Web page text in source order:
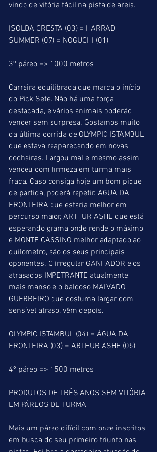
vindo de vitória fácil na pista de areia.
ISOLDA CRESTA (03) = HARRAD
SUMMER (07) = NOGUCHI (01)
3º páreo => 1000 metros
Carreira equilibrada que marca o início
do Pick Sete. Não há uma força
destacada, e vários animais poderão
vencer sem surpresa. Gostamos muito
da última corrida de OLYMPIC ISTAMBUL
que estava reaparecendo em novas
cocheiras. Largou mal e mesmo assim
venceu com firmeza em turma mais
fraca. Caso consiga hoje um bom pique
de partida, poderá repetir. AGUA DA
FRONTEIRA que estaria melhor em
percurso maior, ARTHUR ASHE que está
esperando grama onde rende o máximo
e MONTE CASSINO melhor adaptado ao
quilometro, são os seus principais
oponentes. O irregular GANHADOR e os
atrasados IMPETRANTE atualmente
mais manso e o baldoso MALVADO
GUERREIRO que costuma largar com
sensível atraso, vêm depois.
OLYMPIC ISTAMBUL (04) = ÁGUA DA
FRONTEIRA (03) = ARTHUR ASHE (05)
4º páreo => 1500 metros
PRODUTOS DE TRÊS ANOS SEM VITÓRIA
EM PÁREOS DE TURMA
Mais um páreo difícil com onze inscritos
em busca do seu primeiro triunfo nas